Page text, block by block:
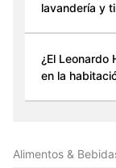
lavandería y
¿El Leonardo
en la
Alimentos &